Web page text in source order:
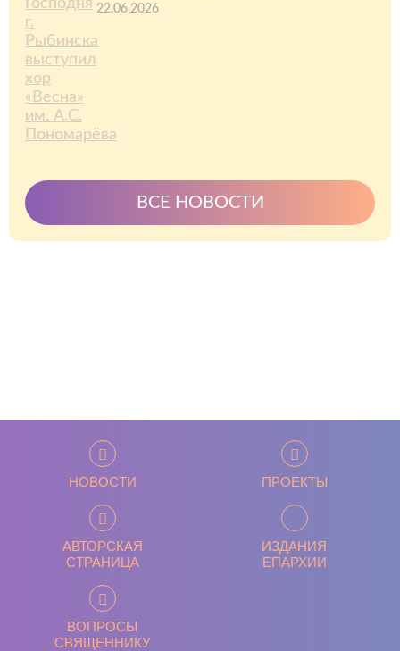
22.06.2026
ВСЕ НОВОСТИ
НОВОСТИ ПРОЕКТЫ
АВТОРСКАЯ
СТРАНИЦА
ИЗДАНИЯ
ЕПАРХИИ
ВОПРОСЫ
СВЯЩЕННИКУ